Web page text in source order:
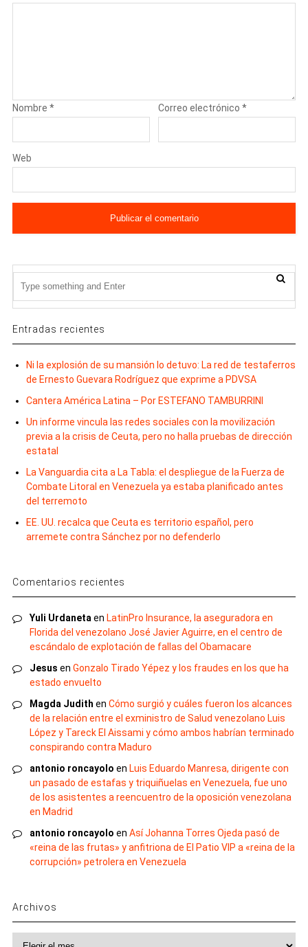
Nombre * Correo electrónico*
Web
Entradas recientes
Ni la explosión de su mansión lo detuvo: La red de testaferros
de Ernesto Guevara Rodríguez que exprime a PDVSA
Cantera América Latina – Por ESTEFANO TAMBURRINI
Un informe vincula las redes sociales con la movilización
previa a la crisis de Ceuta, pero no halla pruebas de dirección
estatal
La Vanguardia cita a La Tabla: el despliegue de la Fuerza de
Combate Litoral en Venezuela ya estaba planificado antes
del terremoto
EE. UU. recalca que Ceuta es territorio español, pero
arremete contra Sánchez por no defenderlo
Comentarios recientes
Yuli Urdaneta en LatinPro Insurance, la aseguradora en
Florida del venezolano José Javier Aguirre, en el centro de
escándalo de explotación de fallas del Obamacare
Jesus en Gonzalo Tirado Yépez y los fraudes en los que ha
estado envuelto
Magda Judith en Cómo surgió y cuáles fueron los alcances
de la relación entre el exministro de Salud venezolano Luis
López y Tareck El Aissami y cómo ambos habrían terminado
conspirando contra Maduro
antonio roncayolo en Luis Eduardo Manresa, dirigente con
un pasado de estafas y triquiñuelas en Venezuela, fue uno
de los asistentes a reencuentro de la oposición venezolana
en Madrid
antonio roncayolo en Así Johanna Torres Ojeda pasó de
«reina de las frutas» y anfitriona de El Patio VIP a «reina de la
corrupción» petrolera en Venezuela
Archivos